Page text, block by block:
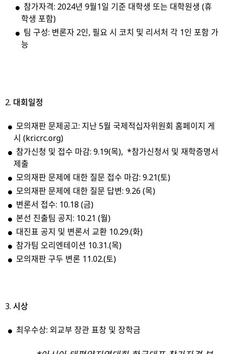
참가자격: 2024년 9월1일 기준 대학생 또는 대학원생 (휴
학생 포함)
팀 구성: 변론자 2인, 필요 시 코치 및 리서처 각 1인 포함 가
능
대회일정
모의재판 문제공고: 지난 5월 국제적십자위원회 홈페이지 게
시 (kr.icrc.org)
참가신청 및 접수 마감: 9.19(목), *참가신청서 및 재학증명서
제출
모의재판 문제에 대한 질문 접수 마감: 9.21(토)
모의재판 문제에 대한 질문 답변: 9.26 (목)
변론서 접수: 10.18 (금)
본선 진출팀 공지: 10.21 (월)
대진표 공지 및 변론서 교환 10.29.(화)
참가팀 오리엔테이션 10.31.(목)
모의재판 구두 변론 11.02.(토)
시상
최우수상: 외교부 장관 표창 및 장학금